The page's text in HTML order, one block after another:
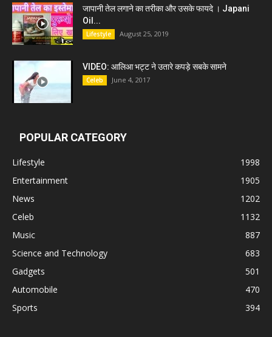
जापानी तेल लगाने का तरीका और उसके फायदे । Japani
Oil...
Lifestyle August 25, 2019
VIDEO: आलिआ भट्ट ने उतारे कपड़े सबके सामने
Celeb June 4, 2017
POPULAR CATEGORY
Lifestyle
1998
Entertainment
1905
News
1202
Celeb
1132
Music
887
Science and Technology
683
Gadgets
501
Automobile
470
Sports
394